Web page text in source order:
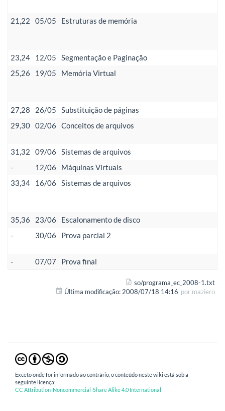
21,22 05/05 Estruturas de memória
23,24 12/05
Segmentação e Paginação
25,26
19/05 Memória Virtual
27,28 26/05
Substituição de páginas
29,30 02/06 Conceitos de arquivos
31,32 09/06
Sistemas de arquivos
-
12/06
Máquinas Virtuais
33,34
16/06 Sistemas de arquivos
35,36 23/06
Escalonamento de disco
-
30/06 Prova parcial 2
- 07/07 Prova final
so/programa_ec_2008-1.txt
Última modificação: 2008/07/18 14:16 por maziero
Exceto onde for informado ao contrário, o conteúdo neste wiki está sob a
seguinte licença:
CC Attribution-Noncommercial-Share Alike 4.0 International